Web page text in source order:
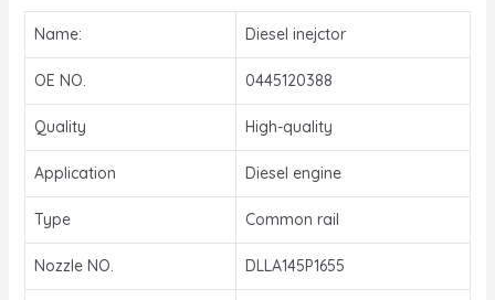
Name: Diesel inejctor
OE NO. 0445120388
Quality High-quality
Application Diesel engine
Type Common rail
Nozzle NO. DLLA145P1655